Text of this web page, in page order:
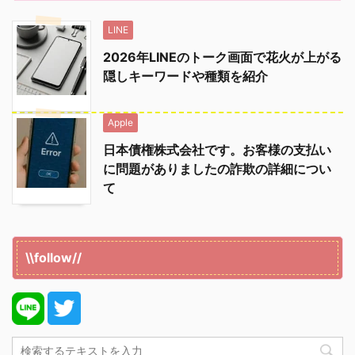
LINE
2026年LINEのトーク画面で花火が上がる
隠しキーワードや種類を紹介
Apple
日本債権株式会社です。お客様の支払い
に問題がありましたの詐欺の詳細につい
て
\\follow//